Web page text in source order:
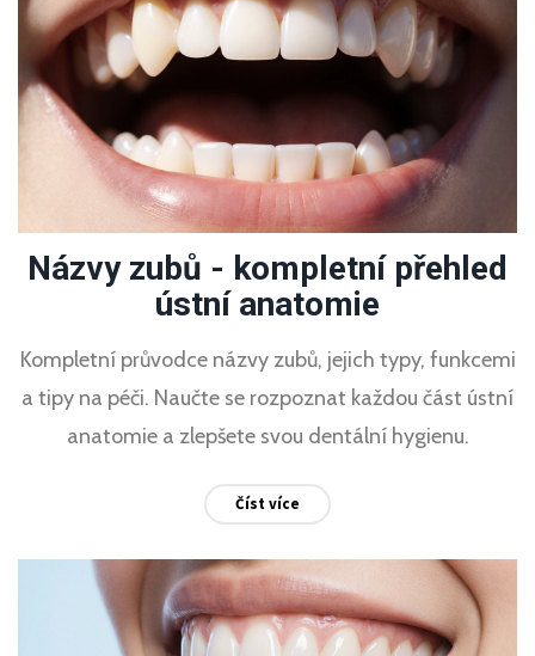
Názvy zubů - kompletní přehled
ústní anatomie
Kompletní průvodce názvy zubů, jejich typy, funkcemi
a tipy na péči. Naučte se rozpoznat každou část ústní
anatomie a zlepšete svou dentální hygienu.
Číst více